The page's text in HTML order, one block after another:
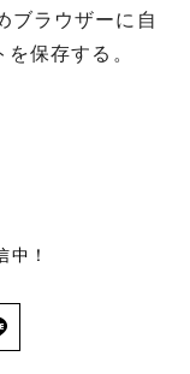
ブラウザーに自
保存する。
中！